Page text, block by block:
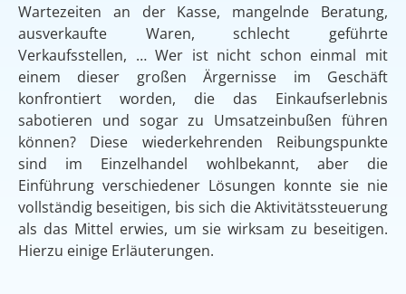
Wartezeiten an der Kasse, mangelnde Beratung,
ausverkaufte Waren, schlecht geführte
Verkaufsstellen, … Wer ist nicht schon einmal mit
einem dieser großen Ärgernisse im Geschäft
konfrontiert worden, die das Einkaufserlebnis
sabotieren und sogar zu Umsatzeinbußen führen
können? Diese wiederkehrenden Reibungspunkte
sind im Einzelhandel wohlbekannt, aber die
Einführung verschiedener Lösungen konnte sie nie
vollständig beseitigen, bis sich die Aktivitätssteuerung
als das Mittel erwies, um sie wirksam zu beseitigen.
Hierzu einige Erläuterungen.